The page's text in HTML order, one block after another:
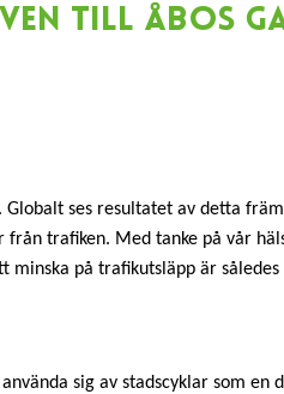
TILL ÅBOS
Globalt ses resultatet av detta
från trafiken. Med tanke på vår
minska på trafikutsläpp är
använda sig av stadscyklar som